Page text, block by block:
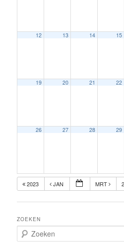
12 13 14 15
19 20 21 22
26 27 28 29
2023 JAN MRT
ZOEKEN
o